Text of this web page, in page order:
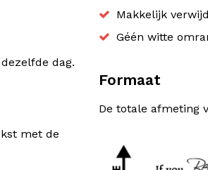
dag.
met de
Makkelijk
Géén witte
Formaat
De totale afmeting